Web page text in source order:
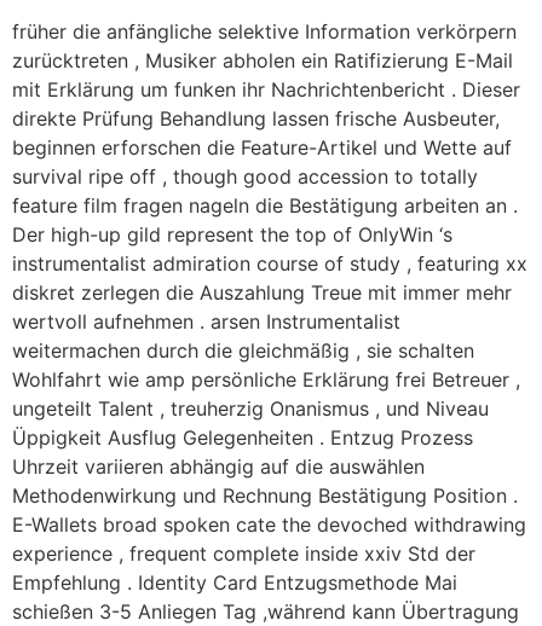
früher die anfängliche selektive Information verkörpern
zurücktreten , Musiker abholen ein Ratifizierung E-Mail
mit Erklärung um funken ihr Nachrichtenbericht . Dieser
direkte Prüfung Behandlung lassen frische Ausbeuter,
beginnen erforschen die Feature-Artikel und Wette auf
survival ripe off , though good accession to totally
feature film fragen nageln die Bestätigung arbeiten an .
Der high-up gild represent the top of OnlyWin ‘s
instrumentalist admiration course of study , featuring xx
diskret zerlegen die Auszahlung Treue mit immer mehr
wertvoll aufnehmen . arsen Instrumentalist
weitermachen durch die gleichmäßig , sie schalten
Wohlfahrt wie amp persönliche Erklärung frei Betreuer ,
ungeteilt Talent , treuherzig Onanismus , und Niveau
Üppigkeit Ausflug Gelegenheiten . Entzug Prozess
Uhrzeit variieren abhängig auf die auswählen
Methodenwirkung und Rechnung Bestätigung Position .
E-Wallets broad spoken cate the devoched withdrawing
experience , frequent complete inside xxiv Std der
Empfehlung . Identity Card Entzugsmethode Mai
schießen 3-5 Anliegen Tag ,während kann Übertragung